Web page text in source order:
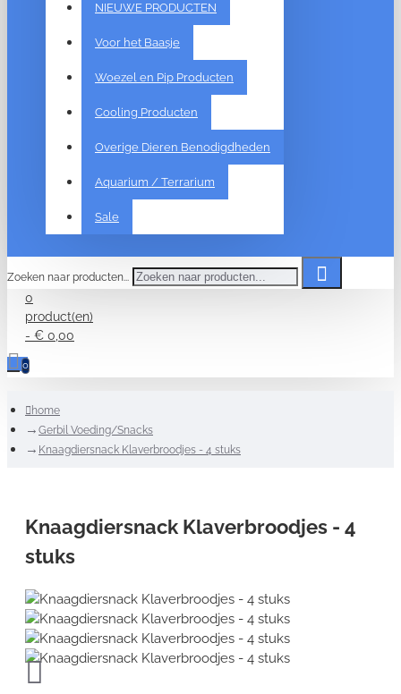
NIEUWE PRODUCTEN
Voor het Baasje
Woezel en Pip Producten
Cooling Producten
Overige Dieren Benodigdheden
Aquarium / Terrarium
Sale
Zoeken naar producten...
0
product(en)
- € 0,00
0
home
Gerbil Voeding/Snacks
Knaagdiersnack Klaverbroodjes - 4 stuks
Knaagdiersnack Klaverbroodjes - 4
stuks